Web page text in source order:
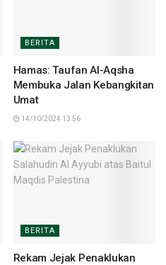
BERITA
Hamas: Taufan Al-Aqsha
Membuka Jalan Kebangkitan
Umat
14/10/2024 13:56
BERITA
Rekam Jejak Penaklukan